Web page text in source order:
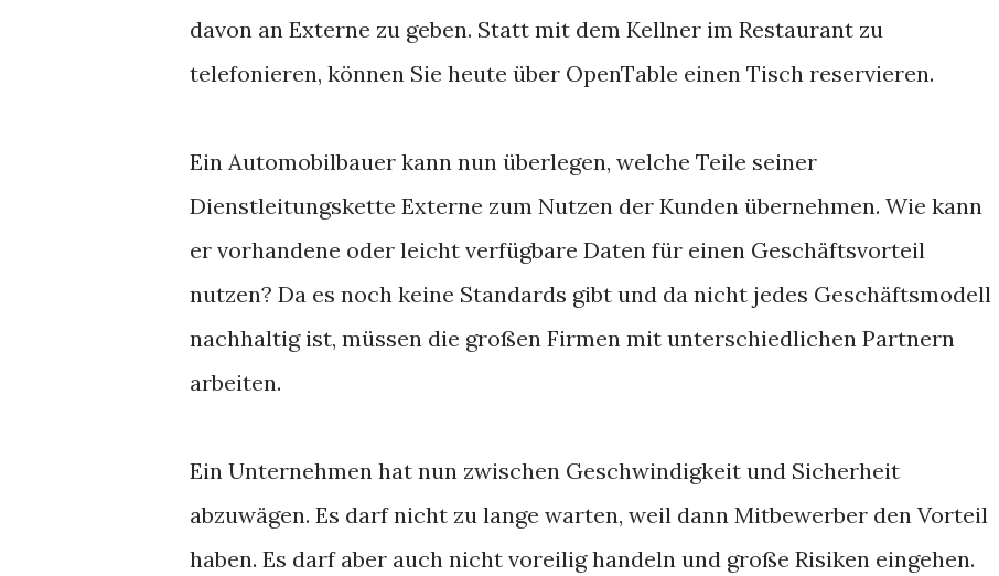
davon an Externe zu geben. Statt mit dem Kellner im Restaurant zu
telefonieren, können Sie heute über OpenTable einen Tisch reservieren.
Ein Automobilbauer kann nun überlegen, welche Teile seiner
Dienstleitungskette Externe zum Nutzen der Kunden übernehmen. Wie kann
er vorhandene oder leicht verfügbare Daten für einen Geschäftsvorteil
nutzen? Da es noch keine Standards gibt und da nicht jedes Geschäftsmodell
nachhaltig ist, müssen die großen Firmen mit unterschiedlichen Partnern
arbeiten.
Ein Unternehmen hat nun zwischen Geschwindigkeit und Sicherheit
abzuwägen. Es darf nicht zu lange warten, weil dann Mitbewerber den Vorteil
haben. Es darf aber auch nicht voreilig handeln und große Risiken eingehen.